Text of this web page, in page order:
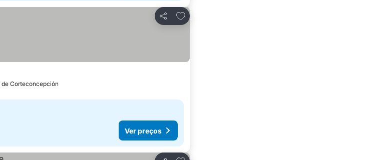
Partilhar
Adicionar aos favoritos
Corteconcepción
Ver preços